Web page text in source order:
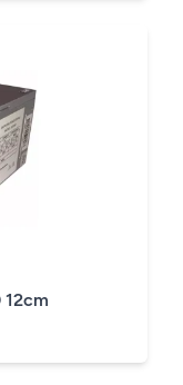
12cm